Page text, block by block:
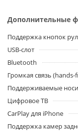
Дополнительные
Поддержка кнопок
USB-слот
Bluetooth
Громкая связь (hands-
Поддерживаемые
Цифровое ТВ
CarPlay для iPhone
Поддержка камер